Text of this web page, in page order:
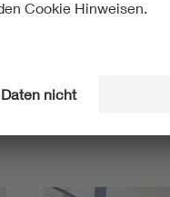
bereits frühzeitig über